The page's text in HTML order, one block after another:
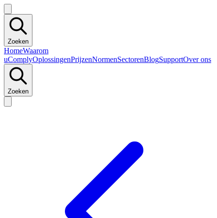
Zoeken
HomeWaarom
uComplyOplossingenPrijzenNormenSectorenBlogSupportOver ons
Zoeken